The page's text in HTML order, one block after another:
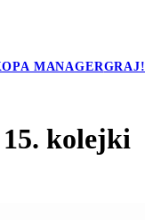
MANAGERGRAJ!
15. kolejki